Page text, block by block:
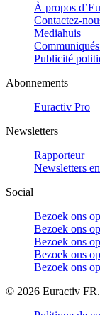
À propos
Contactez-
Mediahuis
Publicité
Abonnements
Euractiv Pro
Newsletters
Rapporteur
Newsletters
Social
Bezoek ons
Bezoek ons
Bezoek ons
Bezoek ons
Bezoek ons
© 2026 Euractiv